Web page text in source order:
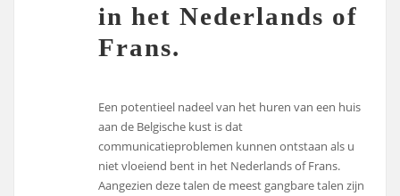
in het Nederlands of
Frans.
Een potentieel nadeel van het huren van een huis
aan de Belgische kust is dat
communicatieproblemen kunnen ontstaan als u
niet vloeiend bent in het Nederlands of Frans.
Aangezien deze talen de meest gangbare talen zijn